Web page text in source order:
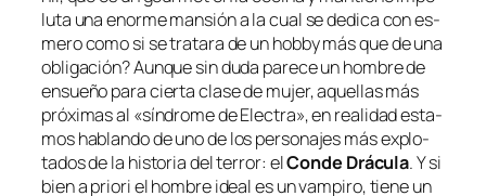
lu­ta una enor­me man­sión a la cual se de­di­ca con es­
me­ro co­mo si se tra­ta­ra de unhobbymás que de una
obli­ga­ción? Aunque sin du­da pa­re­ce un hom­bre de
en­sue­ño pa­ra cier­ta cla­se de mu­jer, aque­llas más
pró­xi­mas al «sín­dro­me de Electra», en reali­dad es­ta­
mos ha­blan­do de uno de los per­so­na­jes más ex­plo­
ta­dos de la his­to­ria del te­rror: elConde Drácula. Y si
biena prio­riel hom­bre ideal es un vam­pi­ro, tie­ne un